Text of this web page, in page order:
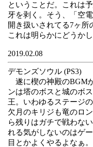
ということだ。これは
牙を剥く。そう、「空
開き扱いされてる7ヶ所
これは明らかにどうかし
2019.02.08
デモンズソウル (PS3)
遂に楔の神殿のBGM
ンは塔のボスと城のボ
王。いわゆるステージ
欠月のキリジも竜のロ
ら残りはガチで戦わな
れる気がしないのはゲ
目とかよくやるよなぁ。